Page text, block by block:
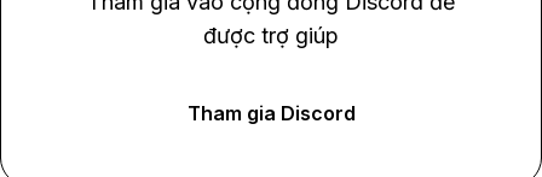
được trợ giúp
Tham gia Discord